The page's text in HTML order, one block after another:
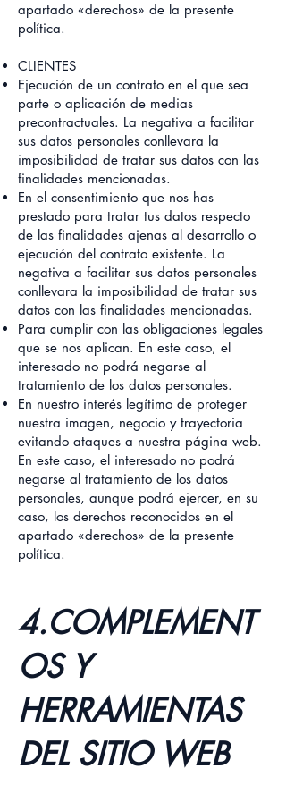
apartado «derechos» de la presente
política.
CLIENTES
Ejecución de un contrato en el que sea
parte o aplicación de medias
precontractuales. La negativa a facilitar
sus datos personales conllevara la
imposibilidad de tratar sus datos con las
finalidades mencionadas.
En el consentimiento que nos has
prestado para tratar tus datos respecto
de las finalidades ajenas al desarrollo o
ejecución del contrato existente. La
negativa a facilitar sus datos personales
conllevara la imposibilidad de tratar sus
datos con las finalidades mencionadas.
Para cumplir con las obligaciones legales
que se nos aplican. En este caso, el
interesado no podrá negarse al
tratamiento de los datos personales.
En nuestro interés legítimo de proteger
nuestra imagen, negocio y trayectoria
evitando ataques a nuestra página web.
En este caso, el interesado no podrá
negarse al tratamiento de los datos
personales, aunque podrá ejercer, en su
caso, los derechos reconocidos en el
apartado «derechos» de la presente
política.
4.COMPLEMENT
OS Y
HERRAMIENTAS
DEL SITIO WEB